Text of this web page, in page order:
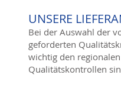
UNSERE
Bei der Auswahl der
geforderten
wichtig den
Qualitätskontrollen